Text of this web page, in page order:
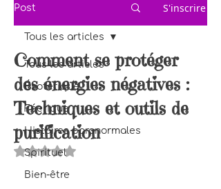
Post S'inscrire
Tous les articles
Ésotérique
Féerique
Histoires paranormales
Spirituel
Bien-être
Tous les articles
Comment se protéger
des énergies négatives :
Techniques et outils de
purification
Noté NaN étoiles sur 5.